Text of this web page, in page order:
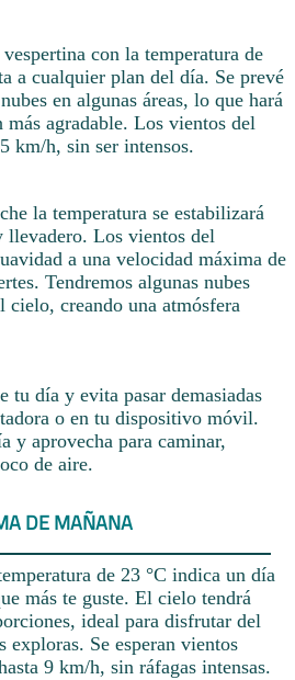
con la temperatura de
a cualquier plan del día. Se prevé
en algunas áreas, lo que hará
más agradable. Los vientos del
km/h, sin ser intensos.
la temperatura se estabilizará
llevadero. Los vientos del
a una velocidad máxima de
Tendremos algunas nubes
cielo, creando una atmósfera
tu día y evita pasar demasiadas
o en tu dispositivo móvil.
y aprovecha para caminar,
de aire.
DE MAÑANA
de 23 °C indica un día
más te guste. El cielo tendrá
ideal para disfrutar del
exploras. Se esperan vientos
9 km/h, sin ráfagas intensas.